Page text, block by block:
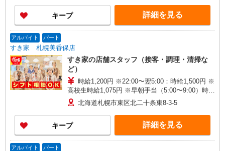
キープ 詳細を見る
アルバイト パート
すき家 札幌美香保店
すき家の店舗スタッフ（接客・調理・清掃な
ど）
時給1,200円 ※22:00〜翌5:00：時給1,500円 ※
高校生時給1,075円 ※早朝手当（5:00〜9:00）時給
＋150円
北海道札幌市東区北二十条東8-3-5
キープ 詳細を見る
アルバイト パート